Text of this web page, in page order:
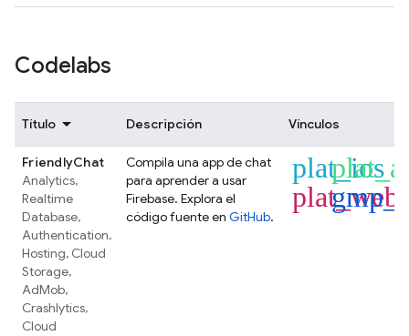
Codelabs
Título Descripción Vínculos
FriendlyChat
Analytics,
Realtime
Database,
Authentication,
Hosting, Cloud
Storage,
AdMob,
Crashlytics,
Cloud
Compila una app de chat
para aprender a usar
Firebase. Explora el
código fuente en GitHub.
plat_ios
plat_web